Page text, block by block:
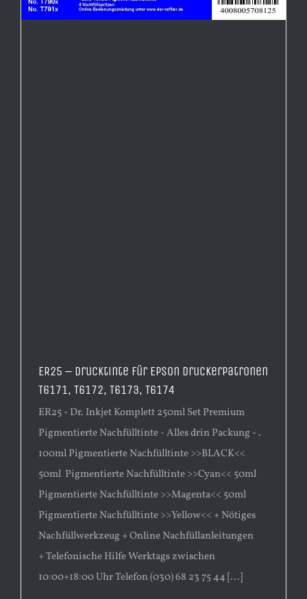
ER25 – Drucktinte für Epson Druckerpatronen
T6171, T6172, T6173, T6174
ER25 - Dr. Inkjet Komplett 250ml Set Premium
Pigmentierte Nachfülltinte - Alles drin Packung - .
100ml Pigmentierte Nachfülltinte >>BLACK<<
50ml Pigmentierte Nachfülltinte >>Cyan<< 50ml
Pigmentierte Nachfülltinte >>Magenta<< 50ml
Pigmentierte Nachfülltinte >>Yellow<< + Nötiges
Nachfüllwerkzeug + Online Nachfüllanleitungen
+ Telefonische Hilfe Werktags zwischen
10:00+18:00 Uhr Telefon (030) 68 23 75 44 [...]